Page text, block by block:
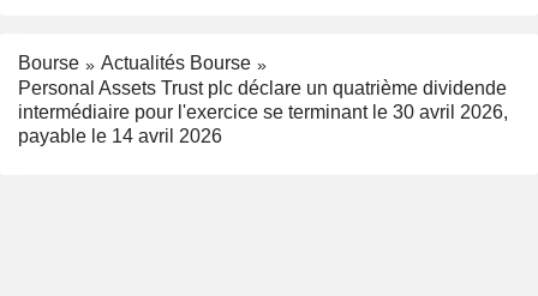
Bourse
Actualités Bourse
Personal Assets Trust plc déclare un quatrième dividende
intermédiaire pour l'exercice se terminant le 30 avril 2026,
payable le 14 avril 2026